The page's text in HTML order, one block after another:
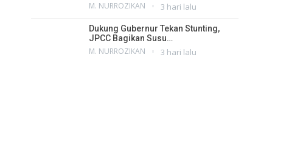
M. NURROZIKAN 3 hari lalu
Dukung Gubernur Tekan Stunting,
JPCC Bagikan Susu…
M. NURROZIKAN 3 hari lalu